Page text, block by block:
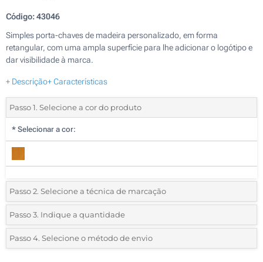
Código:43046
Simples porta-chaves de madeira personalizado, em forma
retangular, com uma ampla superfície para lhe adicionar o logótipo e
dar visibilidade à marca.
+ Descrição+ Características
Passo 1. Selecione a cor do produto
* Selecionar a cor:
Passo 2. Selecione a técnica de marcação
*Selecione o tipo de marcação e as cores do logotipo:
1 Cor (Num lado)
Passo 3. Indique a quantidade
*Quantidade mínima:50
Passo 4. Selecione o método de envio